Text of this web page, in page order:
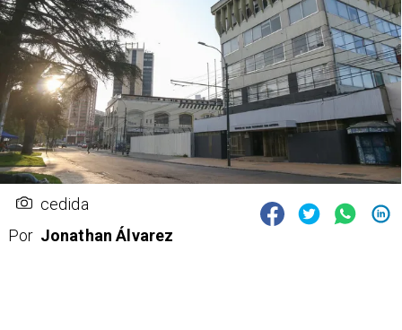
cedida
Por Jonathan Álvarez